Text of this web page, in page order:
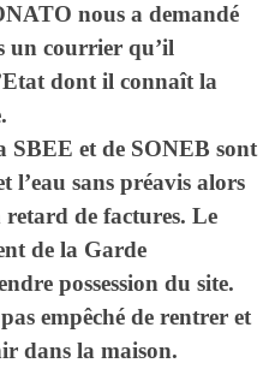
nous a demandé
un courrier qu’il
dont il connaît la
SBEE et de SONEB sont
l’eau sans préavis alors
retard de factures. Le
de la Garde
possession du site.
empêché de rentrer et
dans la maison.